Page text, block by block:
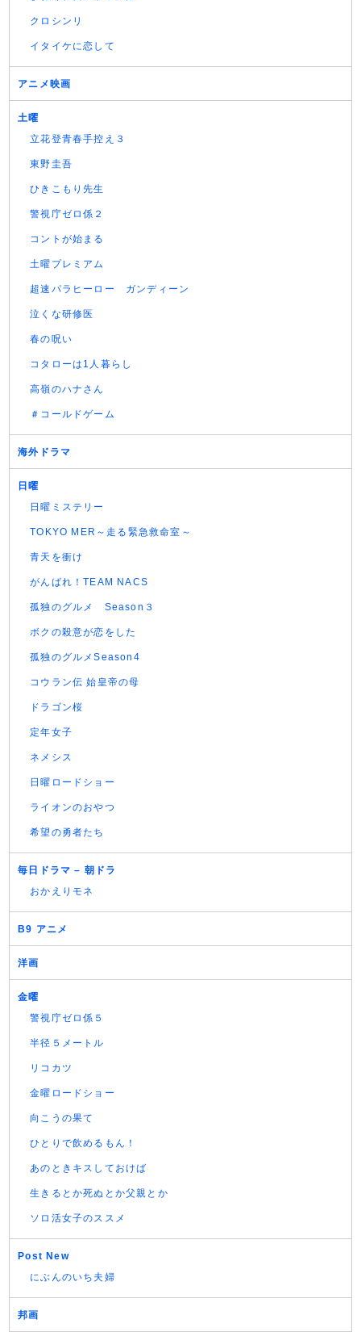
クロシンリ
イタイケに恋して
アニメ映画
土曜
立花登青春手控え３
東野圭吾
ひきこもり先生
警視庁ゼロ係２
コントが始まる
土曜プレミアム
超速パラヒーロー ガンディーン
泣くな研修医
春の呪い
コタローは1人暮らし
高嶺のハナさん
＃コールドゲーム
海外ドラマ
日曜
日曜ミステリー
TOKYO MER～走る緊急救命室～
青天を衝け
がんばれ！TEAM NACS
孤独のグルメ Season３
ボクの殺意が恋をした
孤独のグルメSeason4
コウラン伝 始皇帝の母
ドラゴン桜
定年女子
ネメシス
日曜ロードショー
ライオンのおやつ
希望の勇者たち
毎日ドラマ – 朝ドラ
おかえりモネ
B9 アニメ
洋画
金曜
警視庁ゼロ係５
半径５メートル
リコカツ
金曜ロードショー
向こうの果て
ひとりで飲めるもん！
あのときキスしておけば
生きるとか死ぬとか父親とか
ソロ活女子のススメ
Post New
にぶんのいち夫婦
邦画